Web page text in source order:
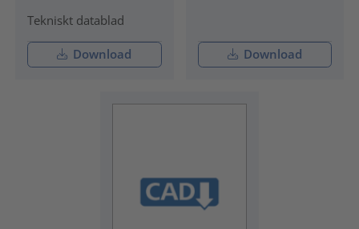
Tekniskt datablad
Download Download